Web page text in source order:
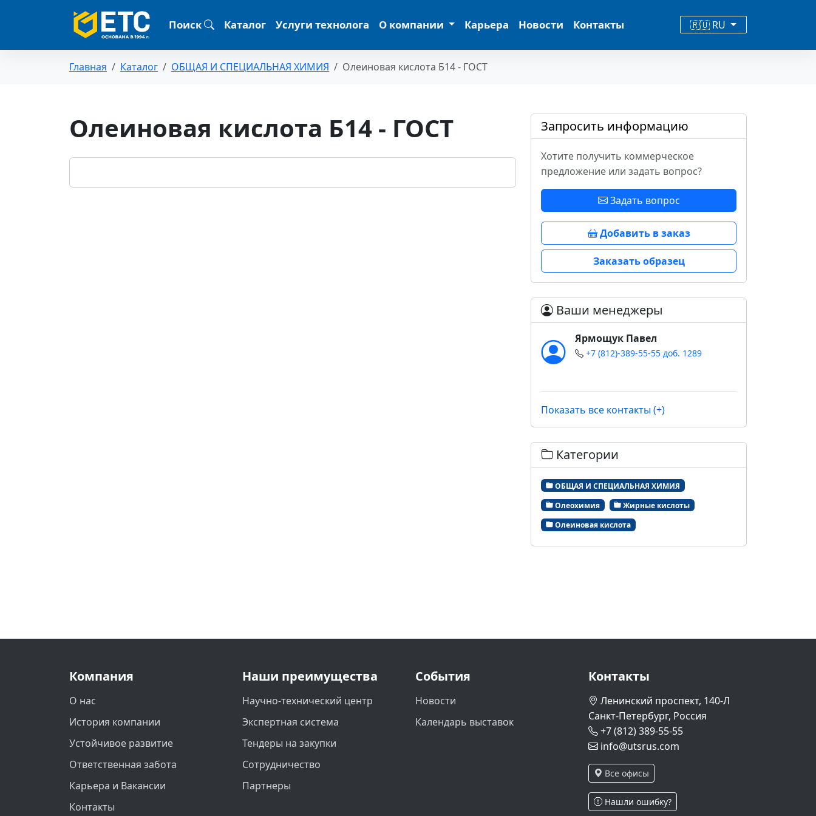
Поиск Каталог Услуги технолога О компании Карьера Новости Контакты 🇷🇺 RU
Главная Каталог ОБЩАЯ И СПЕЦИАЛЬНАЯ ХИМИЯ Олеиновая кислота Б14 - ГОСТ
Олеиновая кислота Б14 - ГОСТ Запросить информацию
Хотите получить коммерческое
предложение или задать вопрос?
Задать вопрос
Добавить в заказ
Заказать образец
Ваши менеджеры
Ярмощук Павел
+7 (812)-389-55-55 доб. 1289
Показать все контакты (+)
Категории
ОБЩАЯ И СПЕЦИАЛЬНАЯ ХИМИЯ
Олеохимия
Жирные кислоты
Олеиновая кислота
Компания
О нас
История компании
Устойчивое развитие
Ответственная забота
Карьера и Вакансии
Контакты
Наши преимущества
Научно-технический центр
Экспертная система
Тендеры на закупки
Сотрудничество
Партнеры
События
Новости
Календарь выставок
Контакты
Ленинский проспект, 140-Л
Санкт-Петербург, Россия
+7 (812) 389-55-55
info@utsrus.com
Все офисы
Нашли ошибку?